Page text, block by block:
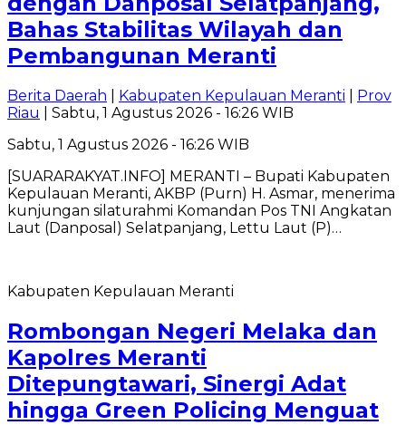
Bahas Stabilitas Wilayah dan
Pembangunan Meranti
Berita Daerah Kabupaten Kepulauan Meranti
Prov
Riau
| Sabtu, 1 Agustus 2026 - 16:26 WIB
Sabtu, 1 Agustus 2026 - 16:26 WIB
[SUARARAKYAT.INFO] MERANTI – Bupati Kabupaten
Kepulauan Meranti, AKBP (Purn) H. Asmar, menerima
kunjungan silaturahmi Komandan Pos TNI Angkatan
Laut (Danposal) Selatpanjang, Lettu Laut (P)…
Kabupaten Kepulauan Meranti
Rombongan Negeri Melaka dan
Kapolres Meranti
Ditepungtawari, Sinergi Adat
hingga Green Policing Menguat